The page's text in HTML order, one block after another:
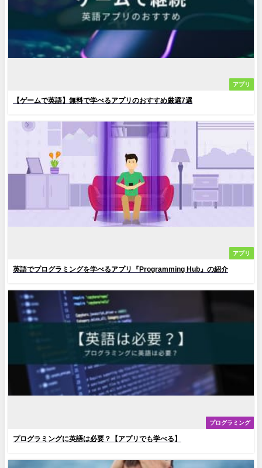
アプリ
【ゲームで英語】無料で学べるアプリのおすすめ厳選7選
アプリ
英語でプログラミングを学べるアプリ『Programming Hub‬』の紹介
プログラミング
プログラミングに英語は必要？【アプリでも学べる】